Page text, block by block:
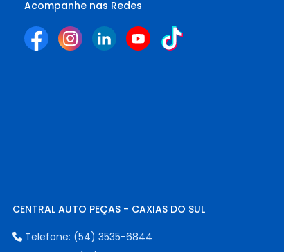
Acompanhe nas Redes
CENTRAL AUTO PEÇAS - CAXIAS DO SUL
Telefone: (54) 3535-6844